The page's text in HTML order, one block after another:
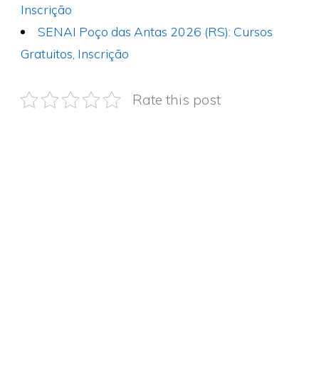
Inscrição
SENAI Poço das Antas 2026 (RS): Cursos
Gratuitos, Inscrição
Rate this post